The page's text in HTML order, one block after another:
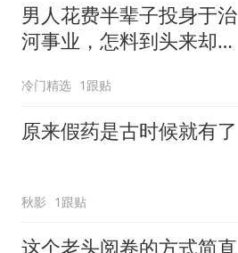
男人花费半辈子投身于治
河事业，怎料到头来却被
冷门精选 1跟贴
原来假药是古时候就有了
秋影 1跟贴
这个老头阅卷的方式简直